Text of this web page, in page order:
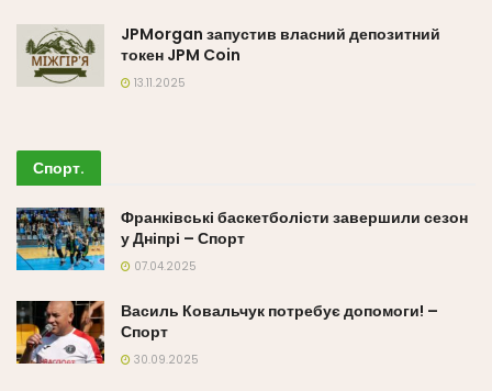
JPMorgan запустив власний депозитний
токен JPM Coin
13.11.2025
Спорт.
Франківські баскетболісти завершили сезон
у Дніпрі – Спорт
07.04.2025
Василь Ковальчук потребує допомоги! –
Спорт
30.09.2025